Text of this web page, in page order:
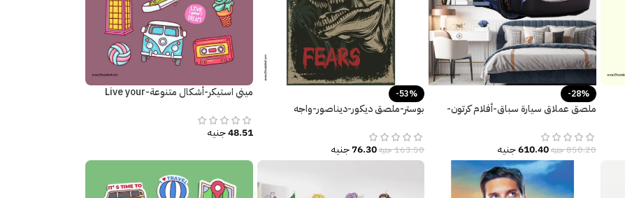
-28%
ملصق عملاق سيارة سباق-أفلام كرتون-
850.20جنيه610.40جنيه
-53%
بوستر-ملصق ديكور-ديناصور-واجه
163.50جنيه76.30جنيه
ميني استيكر-أشكال متنوعة-Live your
48.51جنيه